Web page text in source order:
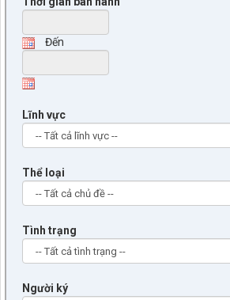
Đến
Lĩnh vực
Thể loại
Tình trạng
Người ký